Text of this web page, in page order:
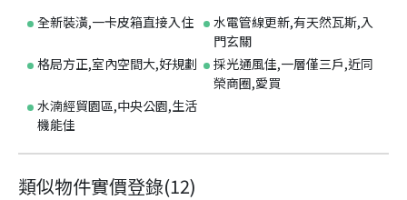
全新裝潢,一卡皮箱直接入住
水電管線更新,有天然瓦斯,入
門玄關
格局方正,室內空間大,好規劃
採光通風佳,一層僅三戶,近同
榮商圈,愛買
水湳經貿園區,中央公園,生活
機能佳
類似物件實價登錄(12)